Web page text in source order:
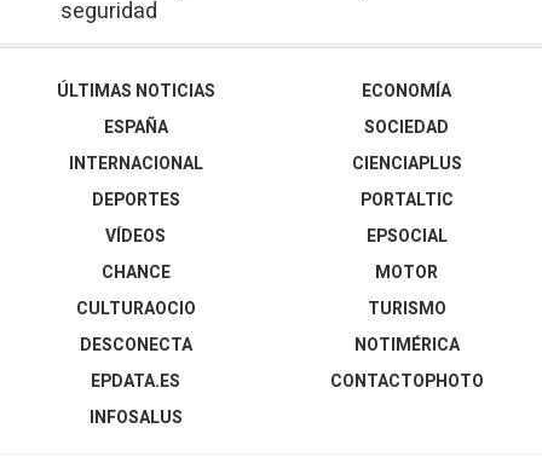
seguridad
ÚLTIMAS NOTICIAS
ESPAÑA
INTERNACIONAL
DEPORTES
VÍDEOS
ECONOMÍA
SOCIEDAD
CIENCIAPLUS
PORTALTIC
EPSOCIAL
CHANCE
CULTURAOCIO
DESCONECTA
EPDATA.ES
INFOSALUS
MOTOR
TURISMO
NOTIMÉRICA
CONTACTOPHOTO